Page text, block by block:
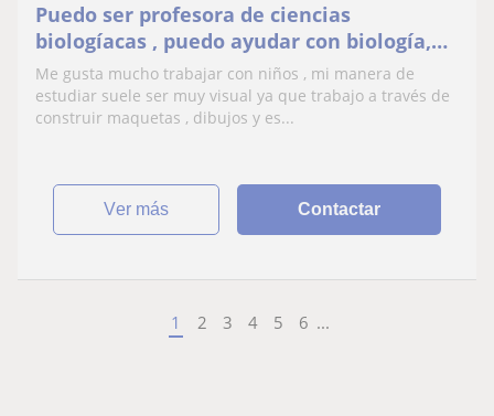
Puedo ser profesora de ciencias
biologíacas , puedo ayudar con biología,
anatomía, química, etc.
Me gusta mucho trabajar con niños , mi manera de
estudiar suele ser muy visual ya que trabajo a través de
construir maquetas , dibujos y es...
ver más Contactar
1 2 3 4 5 6 ...